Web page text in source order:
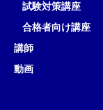
試験対策講座
合格者向け講座
講師
動画